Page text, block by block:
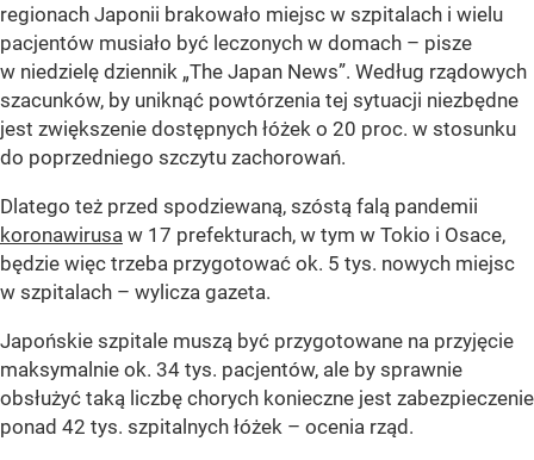
regionach Japonii brakowało miejsc w szpitalach i wielu
pacjentów musiało być leczonych w domach – pisze
w niedzielę dziennik „The Japan News”. Według rządowych
szacunków, by uniknąć powtórzenia tej sytuacji niezbędne
jest zwiększenie dostępnych łóżek o 20 proc. w stosunku
do poprzedniego szczytu zachorowań.
Dlatego też przed spodziewaną, szóstą falą pandemii
koronawirusa w 17 prefekturach, w tym w Tokio i Osace,
będzie więc trzeba przygotować ok. 5 tys. nowych miejsc
w szpitalach – wylicza gazeta.
Japońskie szpitale muszą być przygotowane na przyjęcie
maksymalnie ok. 34 tys. pacjentów, ale by sprawnie
obsłużyć taką liczbę chorych konieczne jest zabezpieczenie
ponad 42 tys. szpitalnych łóżek – ocenia rząd.